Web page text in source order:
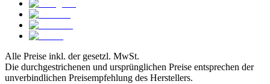
Alle Preise inkl. der gesetzl. MwSt.
Die durchgestrichenen und ursprünglichen Preise entsprechen der
unverbindlichen Preisempfehlung des Herstellers.